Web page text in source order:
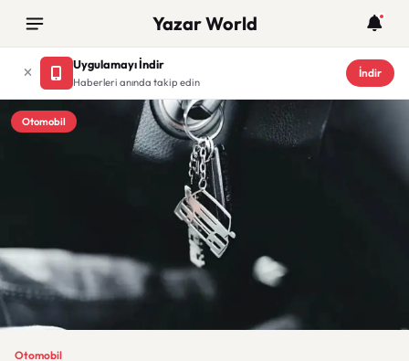
Yazar World
Uygulamayı İndir
Haberleri anında takip edin
İndir
Otomobil
Otomobil